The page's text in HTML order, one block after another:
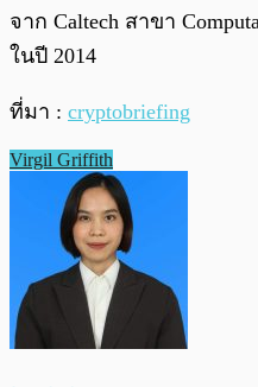
จาก Caltech สาขา
ในปี 2014
ที่มา : cryptobriefing
Virgil Griffith